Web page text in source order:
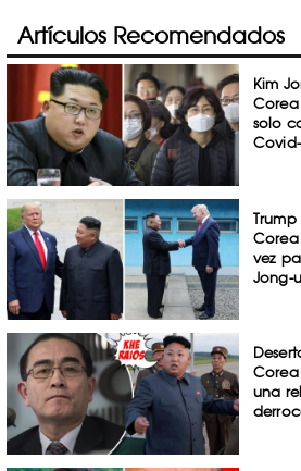
Artículos Recomendados
Kim
solo
vez
Jong-
una